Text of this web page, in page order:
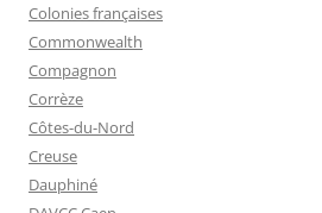
Colonies françaises
Commonwealth
Compagnon
Corrèze
Côtes-du-Nord
Creuse
Dauphiné